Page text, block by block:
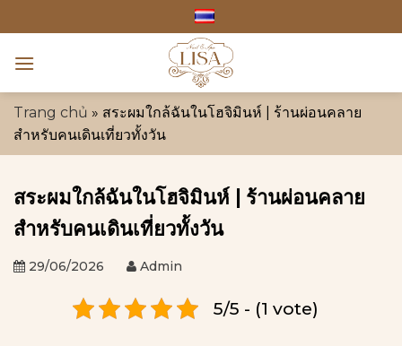
ไป
Trang chủ » สระผมใกล้ฉันในโฮจิมินห์ | ร้านผ่อนคลาย
สำหรับคนเดินเที่ยวทั้งวัน
สระผมใกล้ฉันในโฮจิมินห์ | ร้านผ่อนคลาย
สำหรับคนเดินเที่ยวทั้งวัน
29/06/2026 Admin
5/5 - (1 vote)